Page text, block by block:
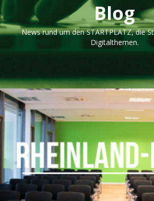
Blog
News rund um den STARTPLATZ, die
Digitalthemen.